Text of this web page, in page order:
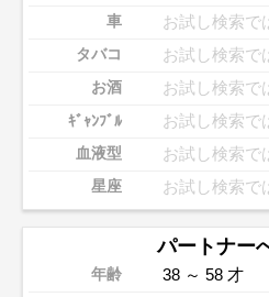
車 お試し検索で
タバコ お試し検索で
お酒 お試し検索で
ｷﾞｬﾝﾌﾞﾙ お試し検索で
血液型 お試し検索で
星座 お試し検索で
パートナー
年齢 38 ～ 58 才